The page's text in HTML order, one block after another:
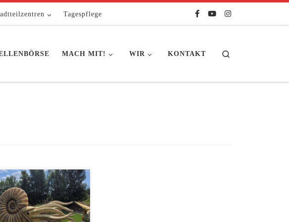
Tagespflege
MACH MIT! WIR KONTAKT
und Opstapje Projekte
der Sommerpause mit den
Familien einen
den Tier-und Freizeitpark